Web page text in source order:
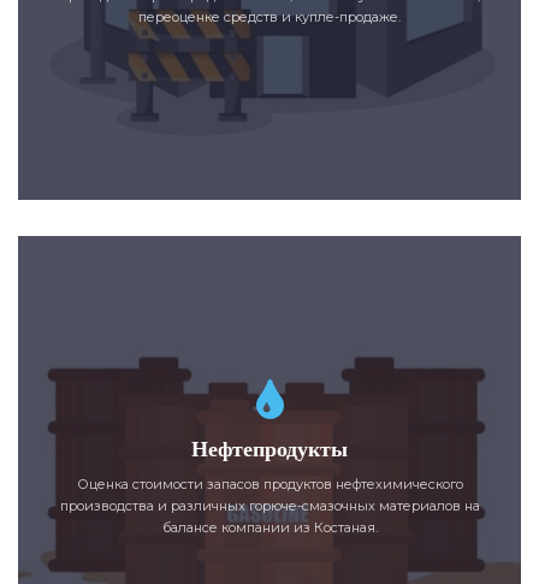
переоценке средств и купле-продаже.
Нефтепродукты
Оценка стоимости запасов продуктов нефтехимического
производства и различных горюче-смазочных материалов на
балансе компании из Костаная.